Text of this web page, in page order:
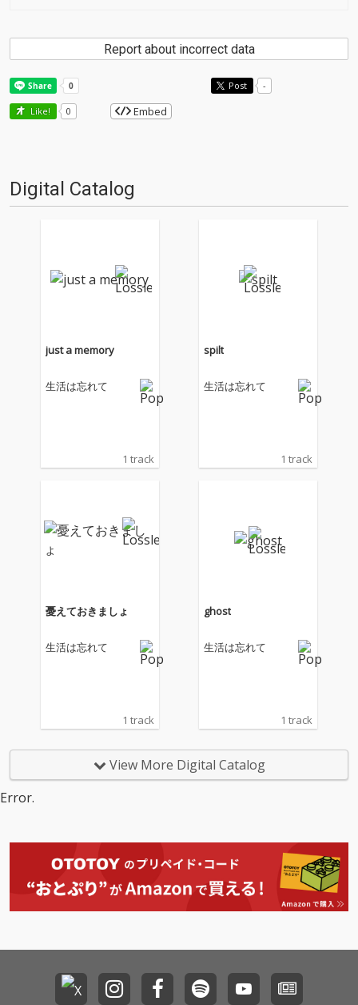
Report about incorrect data
Post -
Like! 0 Embed
Digital Catalog
just a memory
生活は忘れて
1 track
spilt
生活は忘れて
1 track
憂えておきましょ
生活は忘れて
1 track
ghost
生活は忘れて
1 track
View More Digital Catalog
Error.